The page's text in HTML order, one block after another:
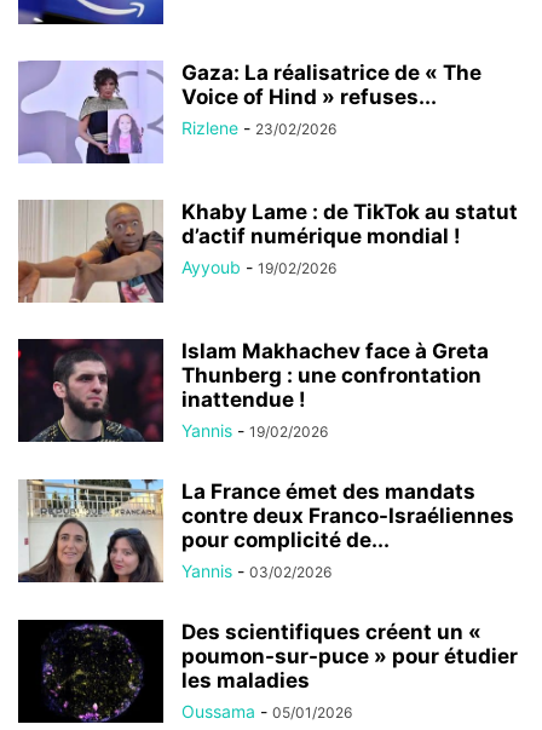
Gaza: La réalisatrice de « The
Voice of Hind » refuses...
Rizlene - 23/02/2026
Khaby Lame : de TikTok au statut
d’actif numérique mondial !
Ayyoub - 19/02/2026
Islam Makhachev face à Greta
Thunberg : une confrontation
inattendue !
Yannis - 19/02/2026
La France émet des mandats
contre deux Franco-Israéliennes
pour complicité de...
Yannis - 03/02/2026
Des scientifiques créent un «
poumon-sur-puce » pour étudier
les maladies
Oussama - 05/01/2026